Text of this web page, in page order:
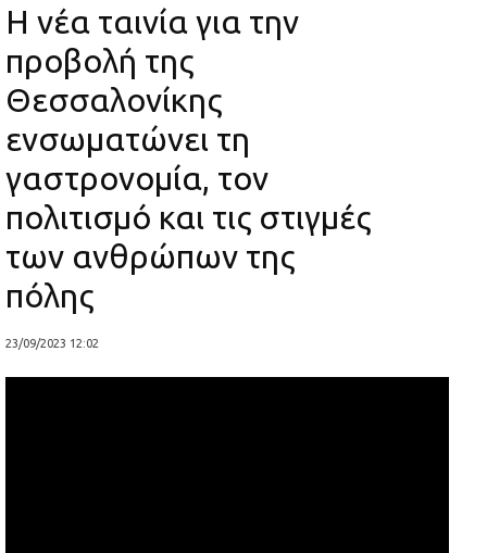
Η νέα ταινία για την
προβολή της
Θεσσαλονίκης
ενσωματώνει τη
γαστρονομία, τον
πολιτισμό και τις στιγμές
των ανθρώπων της
πόλης
23/09/2023 12:02